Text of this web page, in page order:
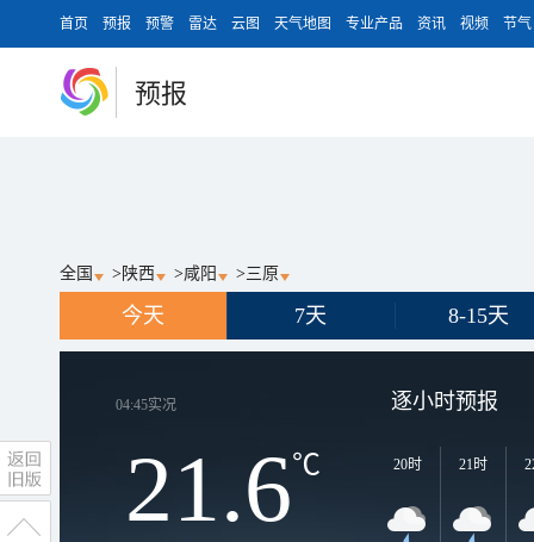
首页 预报 预警 雷达 云图 天气地图 专业产品 资讯 视频 节气
预报
全国 > 陕西 >咸阳 >三原
今天 7天 8-15天
04:45实况
21.6℃
逐小时预报
20时 21时